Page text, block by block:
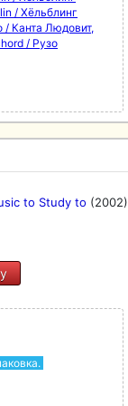
/ Хёльблинг
/ Канта Людовит,
/ Рузо
to Study to (2002)